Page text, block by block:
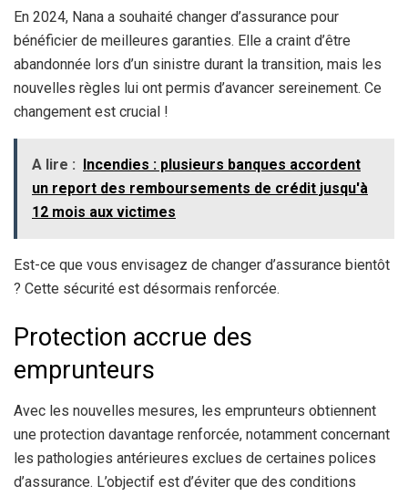
En 2024, Nana a souhaité changer d’assurance pour
bénéficier de meilleures garanties. Elle a craint d’être
abandonnée lors d’un sinistre durant la transition, mais les
nouvelles règles lui ont permis d’avancer sereinement. Ce
changement est crucial !
A lire : Incendies : plusieurs banques accordent
un report des remboursements de crédit jusqu'à
12 mois aux victimes
Est-ce que vous envisagez de changer d’assurance bientôt
? Cette sécurité est désormais renforcée.
Protection accrue des
emprunteurs
Avec les nouvelles mesures, les emprunteurs obtiennent
une protection davantage renforcée, notamment concernant
les pathologies antérieures exclues de certaines polices
d’assurance. L’objectif est d’éviter que des conditions